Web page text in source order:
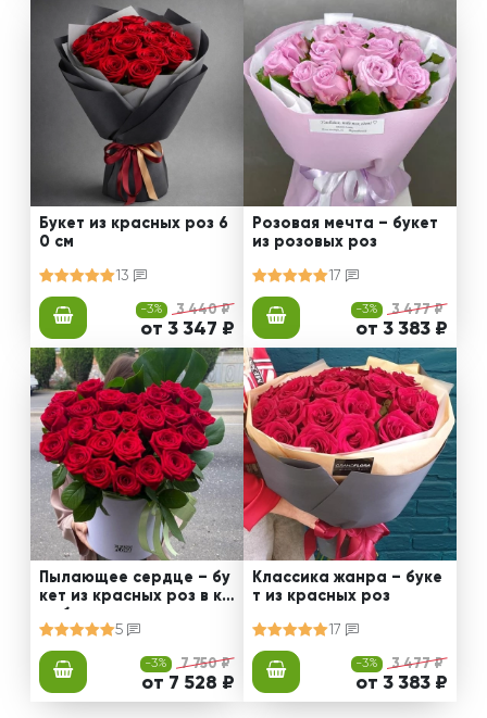
Букет из красных роз 6
0 см
13
-3% 3 440 ₽
от 3 347 ₽
Розовая мечта – букет
из розовых роз
17
-3% 3 477 ₽
от 3 383 ₽
Пылающее сердце – бу
кет из красных роз в ко
робке
5
-3% 7 750 ₽
от 7 528 ₽
Классика жанра – буке
т из красных роз
17
-3% 3 477 ₽
от 3 383 ₽